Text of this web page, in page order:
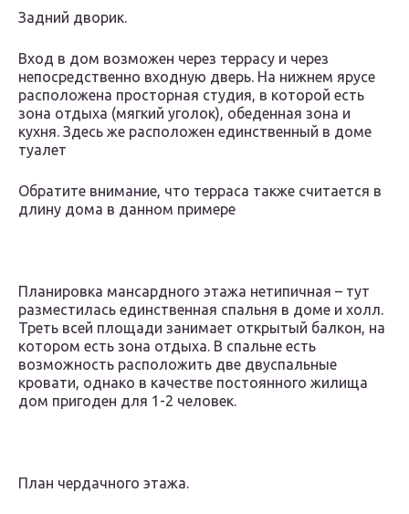
Задний дворик.
Вход в дом возможен через террасу и через
непосредственно входную дверь. На нижнем ярусе
расположена просторная студия, в которой есть
зона отдыха (мягкий уголок), обеденная зона и
кухня. Здесь же расположен единственный в доме
туалет
Обратите внимание, что терраса также считается в
длину дома в данном примере
Планировка мансардного этажа нетипичная – тут
разместилась единственная спальня в доме и холл.
Треть всей площади занимает открытый балкон, на
котором есть зона отдыха. В спальне есть
возможность расположить две двуспальные
кровати, однако в качестве постоянного жилища
дом пригоден для 1-2 человек.
План чердачного этажа.